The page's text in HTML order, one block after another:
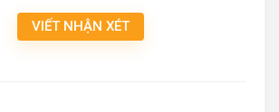
VIẾT NHẬN XÉT